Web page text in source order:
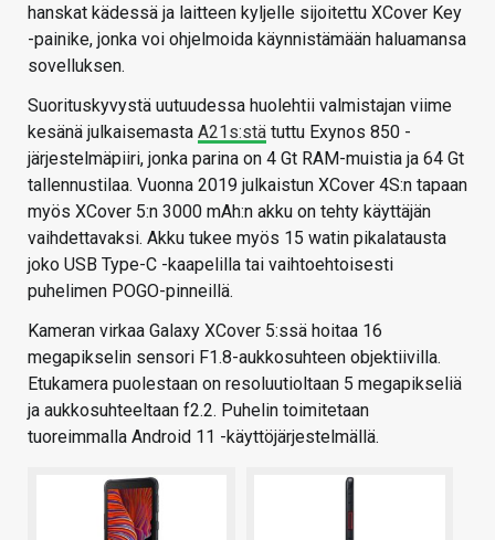
hanskat kädessä ja laitteen kyljelle sijoitettu XCover Key
-painike, jonka voi ohjelmoida käynnistämään haluamansa
sovelluksen.
Suorituskyvystä uutuudessa huolehtii valmistajan viime
kesänä julkaisemasta A21s:stä tuttu Exynos 850 -
järjestelmäpiiri, jonka parina on 4 Gt RAM-muistia ja 64 Gt
tallennustilaa. Vuonna 2019 julkaistun XCover 4S:n tapaan
myös XCover 5:n 3000 mAh:n akku on tehty käyttäjän
vaihdettavaksi. Akku tukee myös 15 watin pikalatausta
joko USB Type-C -kaapelilla tai vaihtoehtoisesti
puhelimen POGO-pinneillä.
Kameran virkaa Galaxy XCover 5:ssä hoitaa 16
megapikselin sensori F1.8-aukkosuhteen objektiivilla.
Etukamera puolestaan on resoluutioltaan 5 megapikseliä
ja aukkosuhteeltaan f2.2. Puhelin toimitetaan
tuoreimmalla Android 11 -käyttöjärjestelmällä.